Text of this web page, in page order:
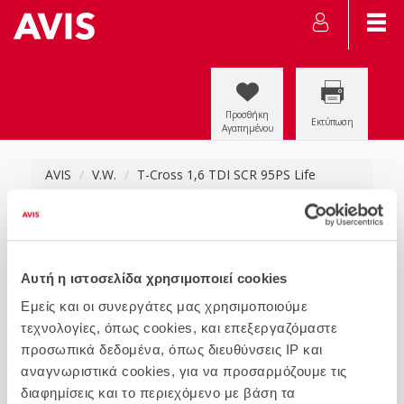
Αυτή η ιστοσελίδα χρησιμοποιεί cookies
Εμείς και οι συνεργάτες μας χρησιμοποιούμε
τεχνολογίες, όπως cookies, και επεξεργαζόμαστε
προσωπικά δεδομένα, όπως διευθύνσεις IP και
αναγνωριστικά cookies, για να προσαρμόζουμε τις
διαφημίσεις και το περιεχόμενο με βάση τα
Προσθήκη
Αγαπημένου
Εκτύπωση
AVIS V.W. T-Cross 1,6 TDI SCR 95PS Life